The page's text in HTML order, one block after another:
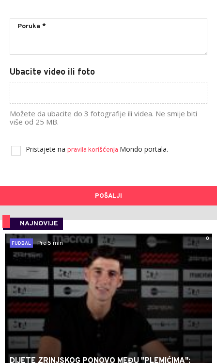
Ubacite video ili foto
Možete da ubacite do 3 fotografije ili videa. Ne smije biti
više od 25 MB.
Pristajete na pravila korišćenja Mondo portala.
POŠALJI
NAJNOVIJE
0
FUDBAL
Pre 5 min